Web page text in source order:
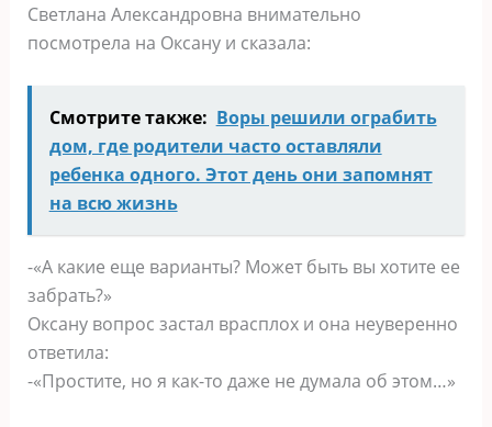
Светлана Александровна внимательно
посмотрела на Оксану и сказала:
Смотрите также: Воры решили ограбить
дом, где родители часто оставляли
ребенка одного. Этот день они запомнят
на всю жизнь
-«А какие еще варианты? Может быть вы хотите ее
забрать?»
Оксану вопрос застал врасплох и она неуверенно
ответила:
-«Простите, но я как-то даже не думала об этом…»